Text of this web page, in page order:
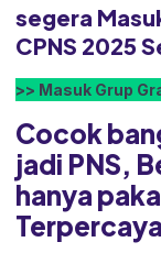
segera
CPNS 2025
>> Masuk Grup
Cocok
jadi PNS,
hanya
Terpercaya